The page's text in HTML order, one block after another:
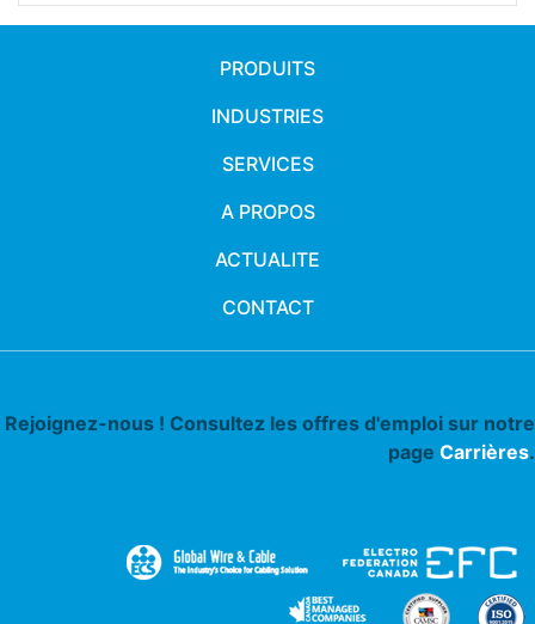
PRODUITS
INDUSTRIES
SERVICES
A PROPOS
ACTUALITE
CONTACT
Rejoignez-nous ! Consultez les offres d'emploi sur notre
page Carrières.